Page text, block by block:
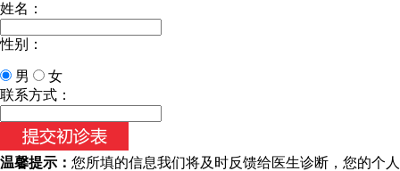
姓名：
性别：
男
女
联系方式：
温馨提示： 您所填的信息我们将及时反馈给医生诊断，您的个人